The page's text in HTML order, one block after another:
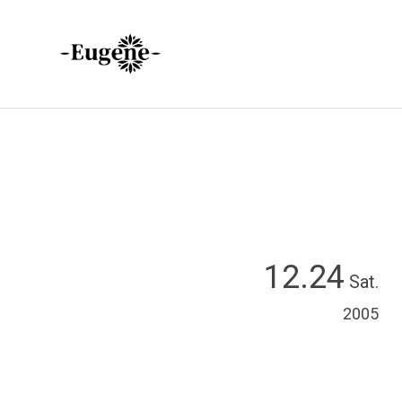
12.24 Sat.
2005